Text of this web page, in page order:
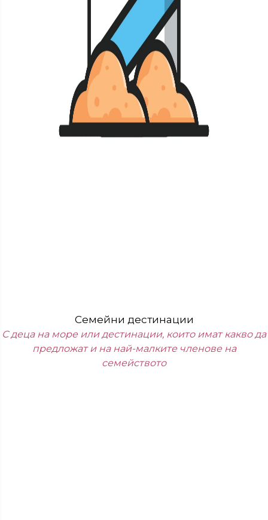
Семейни дестинации
С деца на море или дестинации, които имат какво да
предложат и на най-малките членове на
семейството